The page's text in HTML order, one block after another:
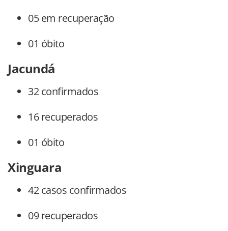
05 em recuperação
01 óbito
Jacundá
32 confirmados
16 recuperados
01 óbito
Xinguara
42 casos confirmados
09 recuperados